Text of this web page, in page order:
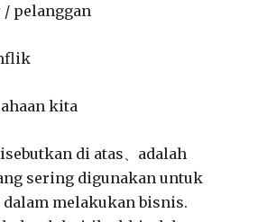
/ pelanggan
kita
di atas、adalah
sering digunakan untuk
melakukan bisnis.